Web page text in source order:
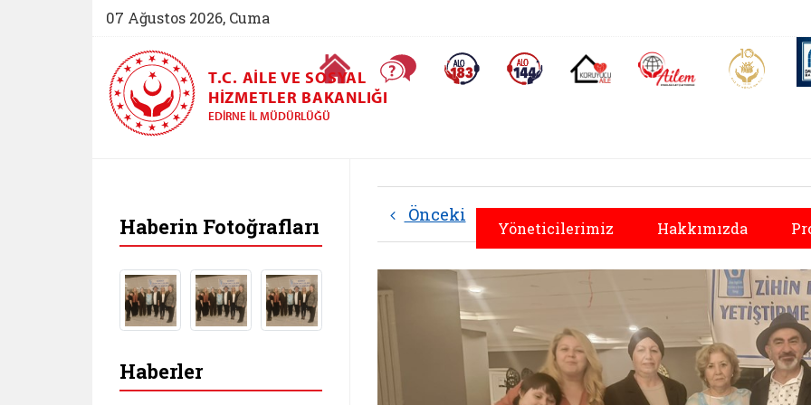
07 Ağustos 2026, Cuma
Ana Sayfa Sıkça Sorulan SorularAlo 183 (yeni sekmede açılır)Alo 144 (yeni sekmede açılır)Koruyucu Aile (yeni sekmede açılır)
AİLEM İletişim Aile ve
T.C. AILE VE SOSYAL
HIZMETLER BAKANLIĞI
EDIRNE İL MÜDÜRLÜĞÜ
Yöneticilerimiz Hakkımızda
Önceki
Haberin Fotoğrafları
Haberler